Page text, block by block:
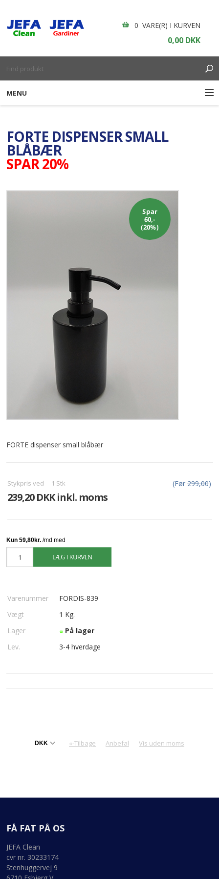
0 VARE(R) I KURVEN
0,00 DKK
MENU
ENGANGSARTIKLER
BOLIGINDRETNING
GARDINER
ALLE VARER I DENNE KATEGORI ER TIL 1/2 PRIS
FORTE DISPENSER SMALL
BLÅBÆR
SPAR 20%
Spar
60,-
(20%)
FORTE dispenser small blåbær
Stykpris ved 1 Stk (Før299,00)
239,20 DKK inkl. moms
Varenummer
FORDIS-839
Vægt
1 Kg.
Lager
På lager
Lev.
3-4 hverdage
«-Tilbage Anbefal Vis uden moms
FÅ FAT PÅ OS
JEFA Clean
cvr nr. 30233174
Stenhuggervej 9